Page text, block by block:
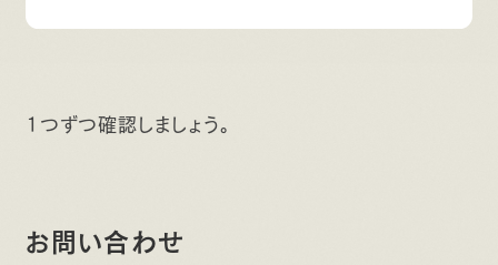
1つずつ確認しましょう。
お問い合わせ